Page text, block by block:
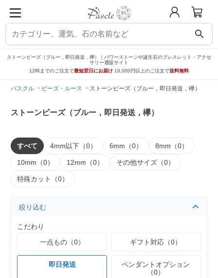
search
ストーンビーズ（ブルー，即日発送，欅）｜パワーストーンや誕生石のブレスレット・アクセ
サリー通販サイト
12時までのご注文で最短翌日にお届け 10,000円以上のご注文で送料無料
パスクル ビーズ・ルース ストーンビーズ（ブルー，即日発送，欅）
ストーンビーズ（ブルー，即日発送，欅）
すべて 4mm以下（0） 6mm（0） 8mm（0）
10mm（0） 12mm（0） その他サイズ（0）
特殊カット（0）
絞り込む
こだわり
一点もの（0）
ギフト対応（0）
即日発送
ペンダントオプション
（0）